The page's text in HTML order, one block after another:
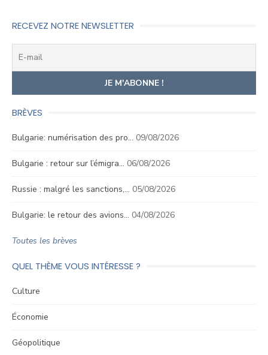
RECEVEZ NOTRE NEWSLETTER
BRÈVES
Bulgarie: numérisation des pro… 09/08/2026
Bulgarie : retour sur l’émigra… 06/08/2026
Russie : malgré les sanctions,… 05/08/2026
Bulgarie: le retour des avions… 04/08/2026
Toutes les brèves
QUEL THÈME VOUS INTÉRESSE ?
Culture
Économie
Géopolitique